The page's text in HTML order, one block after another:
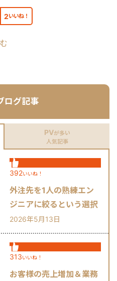
ログ記事
PVが多い
人気記事
392いいね！
外注先を1人の熟練エン
ジニアに絞るという選択
肢
2026年5月13日
313いいね！
お客様の売上増加＆業務
の自動化支援にも対応。 代
スでは1年間で174社の加盟
ジタルマーケティング会社
2いいね！